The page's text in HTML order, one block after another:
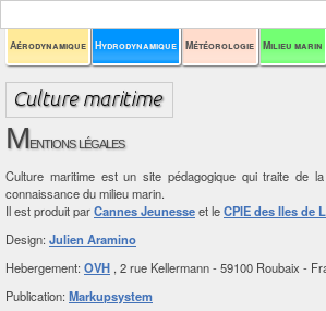
Aérodynamique Hydrodynamique Météorologie Milieu marin
Mentions légales
Culture maritime est un site pédagogique qui traite de
connaissance du milieu marin.
Il est produit parCannes Jeunesseet leCPIE des Iles de
Design: Julien Aramino
Hebergement: OVH , 2 rue Kellermann - 59100 Roubaix -
Publication: Markupsystem